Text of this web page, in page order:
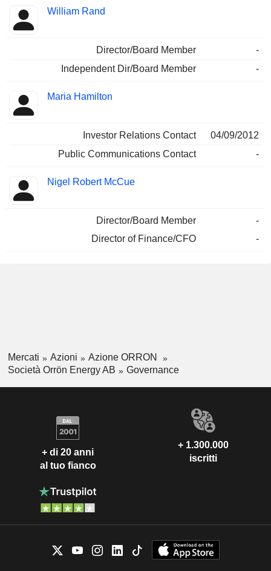
William Rand
Director/Board Member
-
Independent Dir/Board Member
-
Maria Hamilton
Investor Relations Contact
04/09/2012
Public Communications Contact
-
Nigel Robert McCue
Director/Board Member
-
Director of Finance/CFO
-
Mercati Azioni
Azione ORRON
Società Orrön Energy AB
Governance
+ di 20 anni
al tuo fianco
+ 1.300.000
iscritti